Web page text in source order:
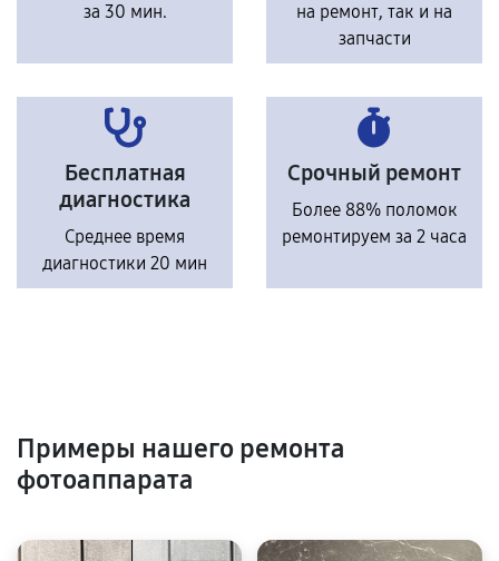
за 30 мин.
на ремонт, так и на
запчасти
Бесплатная
диагностика
Среднее время
диагностики 20 мин
Срочный ремонт
Более 88% поломок
ремонтируем за 2 часа
Примеры нашего ремонта
фотоаппарата